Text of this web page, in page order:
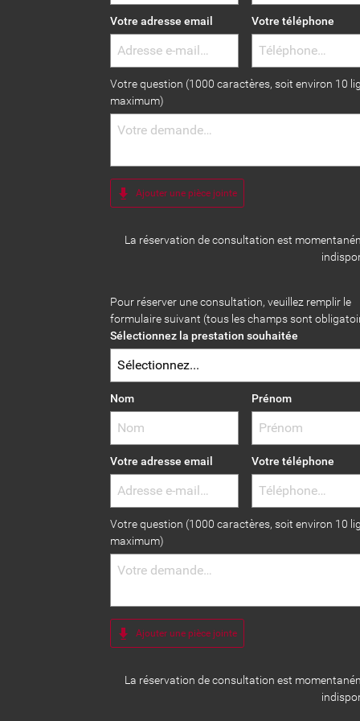
Votre adresse email Votre téléphone
Votre question (1000 caractères, soit environ 10
maximum)
Ajouter une pièce jointe
La réservation de consultation est
Pour réserver une consultation, veuillez remplir le
formulaire suivant (tous les champs sont
Sélectionnez la prestation souhaitée
Nom Prénom
Votre adresse email Votre téléphone
Votre question (1000 caractères, soit environ 10
maximum)
Ajouter une pièce jointe
La réservation de consultation est